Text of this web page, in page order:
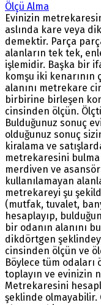
Ölçü Alma
Evinizin
aslında kare veya
demektir. Parça
alanların tek tek,
işlemidir. Başka bir
komşu iki kenarının
alanını metrekare
birbirine birleşen
cinsinden ölçün.
Bulduğunuz sonuç
olduğunuz sonuç
kiralama ve
metrekaresini
merdiven ve
kullanılamayan
metrekareyi şu
(mutfak, tuvalet,
hesaplayıp,
bir odanın alanını
dikdörtgen
cinsinden ölçün ve
Böylece tüm
toplayın ve evinizin
Metrekaresini
şeklinde